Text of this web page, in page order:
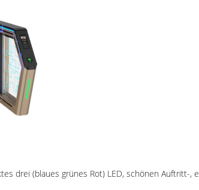
drei (blaues grünes Rot) LED, schönen Auftritt-,